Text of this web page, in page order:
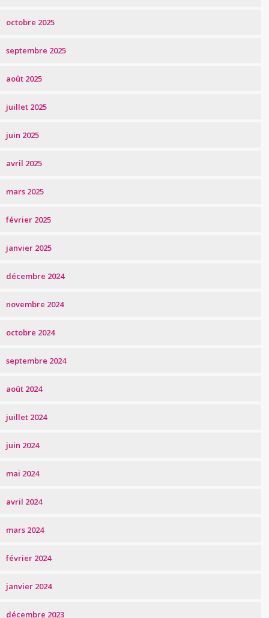
octobre 2025
septembre 2025
août 2025
juillet 2025
juin 2025
avril 2025
mars 2025
février 2025
janvier 2025
décembre 2024
novembre 2024
octobre 2024
septembre 2024
août 2024
juillet 2024
juin 2024
mai 2024
avril 2024
mars 2024
février 2024
janvier 2024
décembre 2023